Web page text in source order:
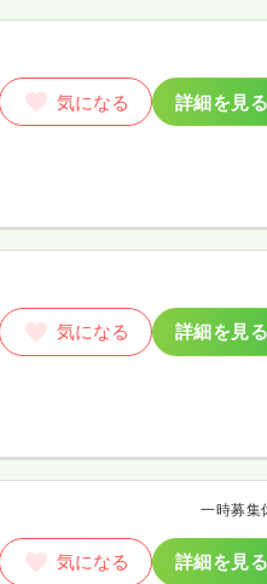
気になる 詳細を見る
気になる 詳細を見る
一時募集
気になる 詳細を見る